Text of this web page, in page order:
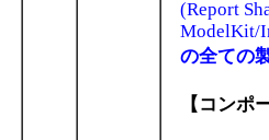
(Report
ModelKit/
の全ての
【コンポ